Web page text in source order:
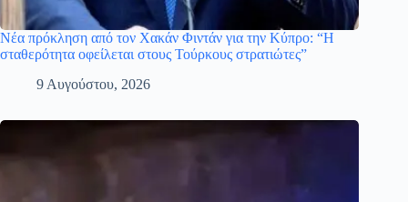
Νέα πρόκληση από τον Χακάν Φιντάν για την Κύπρο: “Η
σταθερότητα οφείλεται στους Τούρκους στρατιώτες”
9 Αυγούστου, 2026